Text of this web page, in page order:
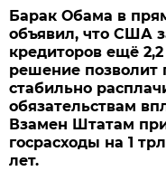
Барак Обама в
объявил, что США
кредиторов ещё
решение позволит
стабильно
обязательствам
Взамен Штатам
госрасходы на 1
лет.